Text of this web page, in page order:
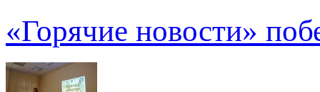
«Горячие новости»